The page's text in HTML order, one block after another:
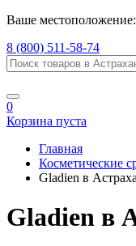
Ваше местоположение:
8 (800) 511-58-74
0
Корзина пуста
Главная
Косметические
Gladien в
Gladien в